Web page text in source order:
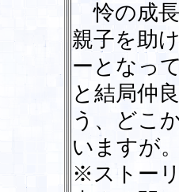
怜の成長
親子を助
ーとなっ
と結局仲
う、どこ
いますが
※ストー